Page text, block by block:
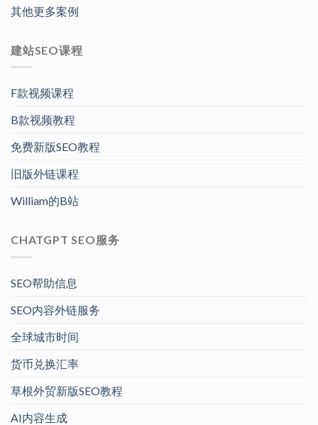
其他更多案例
建站SEO课程
F款视频课程
B款视频教程
免费新版SEO教程
旧版外链课程
William的B站
CHATGPT SEO服务
SEO帮助信息
SEO内容外链服务
全球城市时间
货币兑换汇率
草根外贸新版SEO教程
AI内容生成